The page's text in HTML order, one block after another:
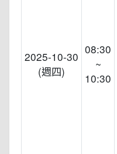
2025-10-30
(週四)
08:30
~
10:30